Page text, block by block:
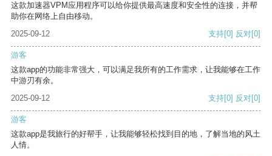
这款加速器VPM应用程序可以给你提供最高速度和安全性的连接，并帮
助你在网络上自由移动。
2025-09-12
支持[0] 反对[0]
游客
这款app的功能非常强大，可以满足我所有的工作需求，让我能够在工作
中游刃有余。
2025-09-12
支持[0] 反对[0]
游客
这款app是我旅行的好帮手，让我能够轻松找到目的地，了解当地的风土
人情。